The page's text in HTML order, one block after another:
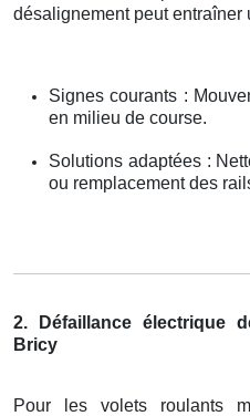
désalignement peut entraîner
Signes courants :
en milieu de course.
Solutions adaptées :
ou remplacement des
2. Défaillance électrique
Bricy
Pour les volets roulants